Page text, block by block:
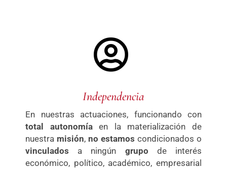
Independencia
En nuestras actuaciones, funcionando con
total autonomíaen la materialización de
nuestra misión, no estamos condicionados o
vinculados a ningún grupo de interés
económico, político, académico, empresarial